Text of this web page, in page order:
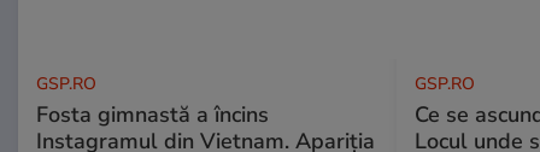
GSP.RO
Fosta gimnastă a încins
Instagramul din Vietnam. Apariția
GSP.RO
Ce se
Locul unde